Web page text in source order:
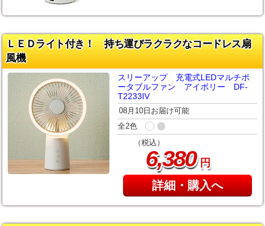
ＬＥＤライト付き！ 持ち運びラクラクなコードレス扇
風機
スリーアップ 充電式LEDマルチポ
ータブルファン アイボリー DF-
T2233IV
08月10日お届け可能
全2色
（税込）
6,380円
詳細・購入へ